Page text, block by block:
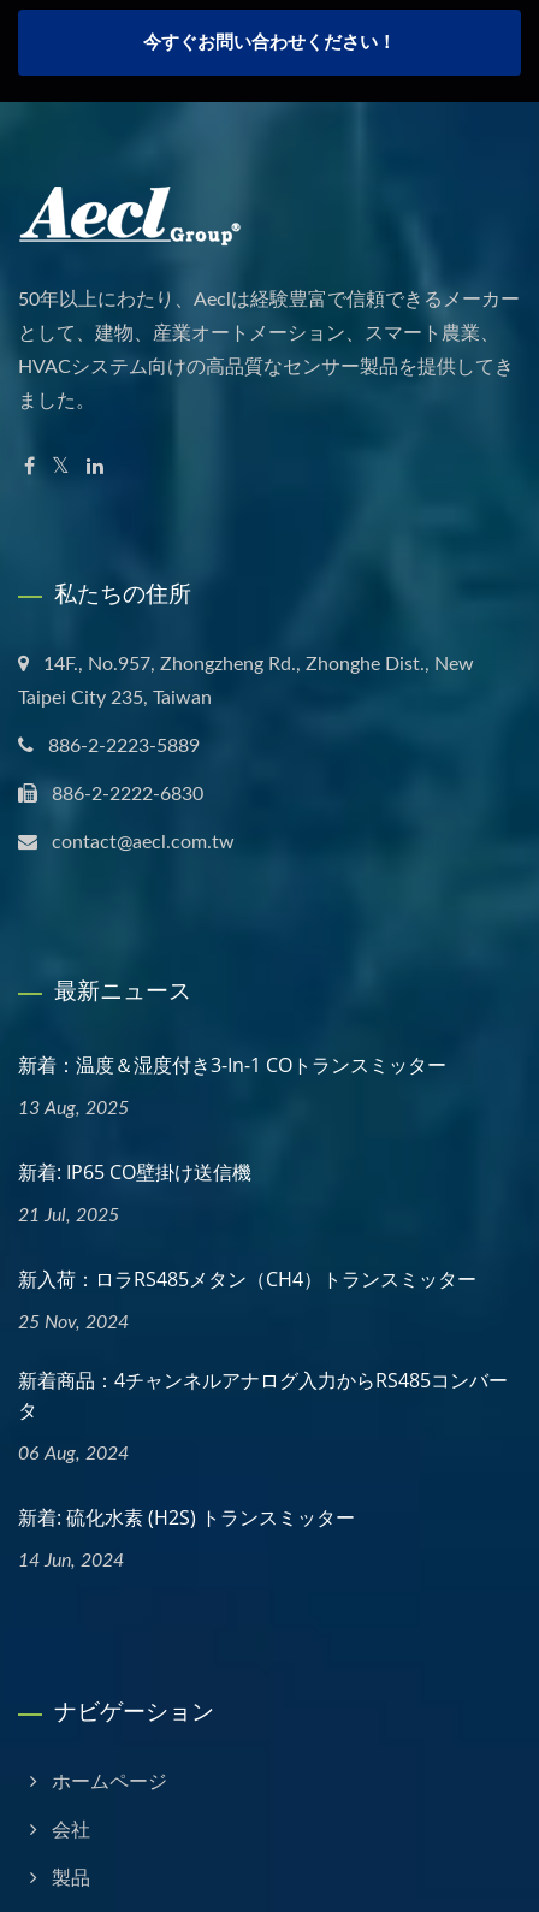
今すぐお問い合わせください！
50年以上にわたり、Aeclは経験豊富で信頼できるメーカー
として、建物、産業オートメーション、スマート農業、
HVACシステム向けの高品質なセンサー製品を提供してき
ました。
私たちの住所
14F., No.957, Zhongzheng Rd., Zhonghe Dist., New
Taipei City 235, Taiwan
886-2-2223-5889
886-2-2222-6830
contact@aecl.com.tw
最新ニュース
新着：温度＆湿度付き3-In-1 COトランスミッター
13 Aug, 2025
新着: IP65 CO壁掛け送信機
21 Jul, 2025
新入荷：ロラRS485メタン（CH4）トランスミッター
25 Nov, 2024
新着商品：4チャンネルアナログ入力からRS485コンバー
タ
06 Aug, 2024
新着: 硫化水素 (H2S) トランスミッター
14 Jun, 2024
ナビゲーション
ホームページ
会社
製品